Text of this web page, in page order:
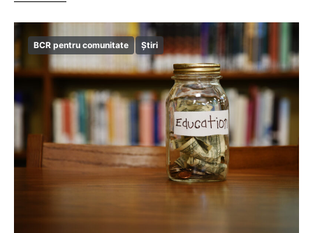
BCR pentru comunitate Știri